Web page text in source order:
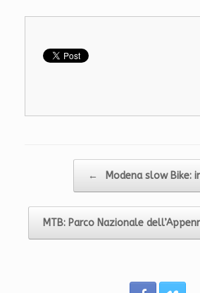
←
Modena slow Bike:
MTB: Parco Nazionale